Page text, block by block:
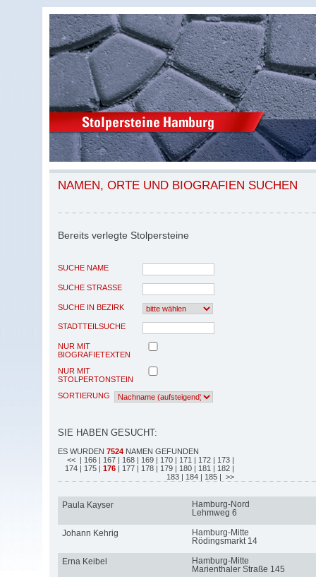
NAMEN, ORTE UND BIOGRAFIEN SUCHEN
Bereits verlegte Stolpersteine
SUCHE NAME
SUCHE STRASSE
SUCHE IN BEZIRK
STADTTEILSUCHE
NUR MIT
BIOGRAFIETEXTEN
NUR MIT
STOLPERTONSTEIN
SORTIERUNG
SIE HABEN GESUCHT:
ES WURDEN 7524 NAMEN GEFUNDEN
<< | 166 | 167 | 168 | 169 | 170 | 171 | 172 | 173 |
174 | 175 | 176 | 177 | 178 | 179 | 180 | 181 | 182 |
183 | 184 | 185 | >>
Paula Kayser
Hamburg-Nord
Lehmweg 6
Johann Kehrig
Hamburg-Mitte
Rödingsmarkt 14
Erna Keibel
Hamburg-Mitte
Marienthaler Straße 145